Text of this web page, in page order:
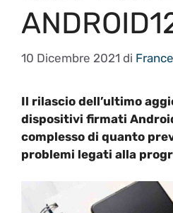
10 Dicembre 2021 di
Il rilascio dell’ultimo
dispositivi firmati
complesso di quanto
problemi legati alla